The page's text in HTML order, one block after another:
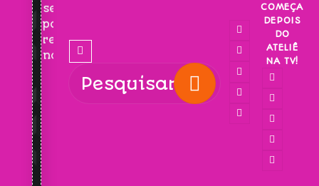
se
para
receber
novidades!
COMEÇA
DEPOIS
DO
ATELIÊ
NA TV!